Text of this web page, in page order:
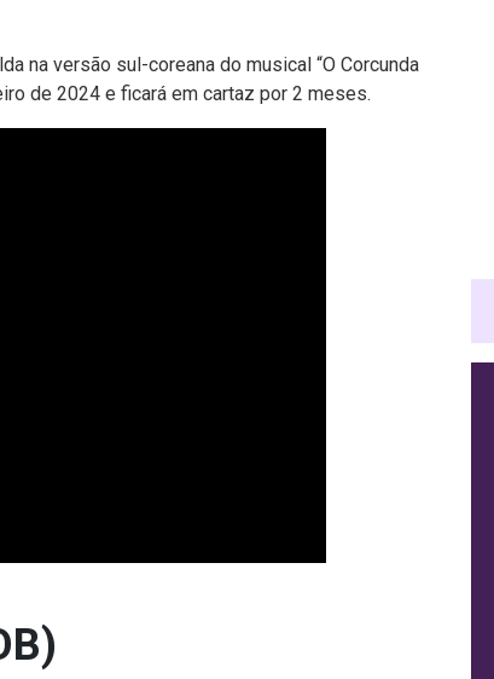
na versão sul-coreana do musical “O Corcunda
de 2024 e ficará em cartaz por 2 meses.